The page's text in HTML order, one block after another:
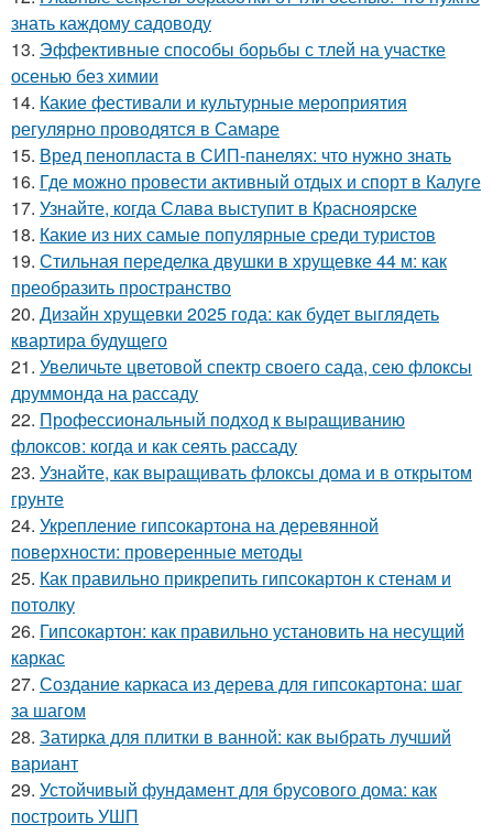
знать каждому садоводу
13. Эффективные способы борьбы с тлей на участке
осенью без химии
14. Какие фестивали и культурные мероприятия
регулярно проводятся в Самаре
15. Вред пенопласта в СИП-панелях: что нужно знать
16. Где можно провести активный отдых и спорт в Калуге
17. Узнайте, когда Слава выступит в Красноярске
18. Какие из них самые популярные среди туристов
19. Стильная переделка двушки в хрущевке 44 м: как
преобразить пространство
20. Дизайн хрущевки 2025 года: как будет выглядеть
квартира будущего
21. Увеличьте цветовой спектр своего сада, сею флоксы
друммонда на рассаду
22. Профессиональный подход к выращиванию
флоксов: когда и как сеять рассаду
23. Узнайте, как выращивать флоксы дома и в открытом
грунте
24. Укрепление гипсокартона на деревянной
поверхности: проверенные методы
25. Как правильно прикрепить гипсокартон к стенам и
потолку
26. Гипсокартон: как правильно установить на несущий
каркас
27. Создание каркаса из дерева для гипсокартона: шаг
за шагом
28. Затирка для плитки в ванной: как выбрать лучший
вариант
29. Устойчивый фундамент для брусового дома: как
построить УШП